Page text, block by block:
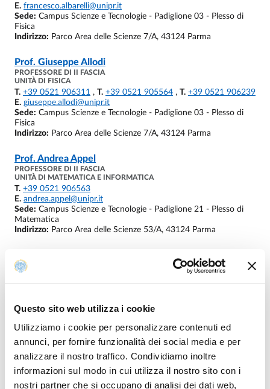
Questo sito web utilizza i cookie
Utilizziamo i cookie per personalizzare contenuti ed
annunci, per fornire funzionalità dei social media e per
analizzare il nostro traffico. Condividiamo inoltre
informazioni sul modo in cui utilizza il nostro sito con i
nostri partner che si occupano di analisi dei dati web,
E. francesco.albarelli@unipr.it
Sede: Campus Scienze e Tecnologie - Padiglione 03 - Plesso di
Fisica
Indirizzo: Parco Area delle Scienze 7/A, 43124 Parma
Prof. Giuseppe Allodi
PROFESSORE DI II FASCIA
UNITÀ DI FISICA
T. +39 0521 906311 , T. +39 0521 905564 , T. +39 0521 906239
E. giuseppe.allodi@unipr.it
Sede: Campus Scienze e Tecnologie - Padiglione 03 - Plesso di
Fisica
Indirizzo: Parco Area delle Scienze 7/A, 43124 Parma
Prof.Andrea Appel
PROFESSORE DI II FASCIA
UNITÀ DI MATEMATICA E INFORMATICA
T. +39 0521 906563
E. andrea.appel@unipr.it
Sede: Campus Scienze e Tecnologie - Padiglione 21 - Plesso di
Matematica
Indirizzo: Parco Area delle Scienze 53/A, 43124 Parma
RICERCATORE A TEMPO DETERMINATO
UNITÀ DI MATEMATICA E INFORMATICA
T. +39 0521 906961
Sede: Campus Scienze e Tecnologie - Padiglione 03 - Plesso di
Fisica
Indirizzo: Parco Area delle Scienze 7/A, 43124 Parma
Prof. Claudio Arezzo
PROFESSORE DI I FASCIA
UNITÀ DI MATEMATICA E INFORMATICA
T. +39 0521 906949